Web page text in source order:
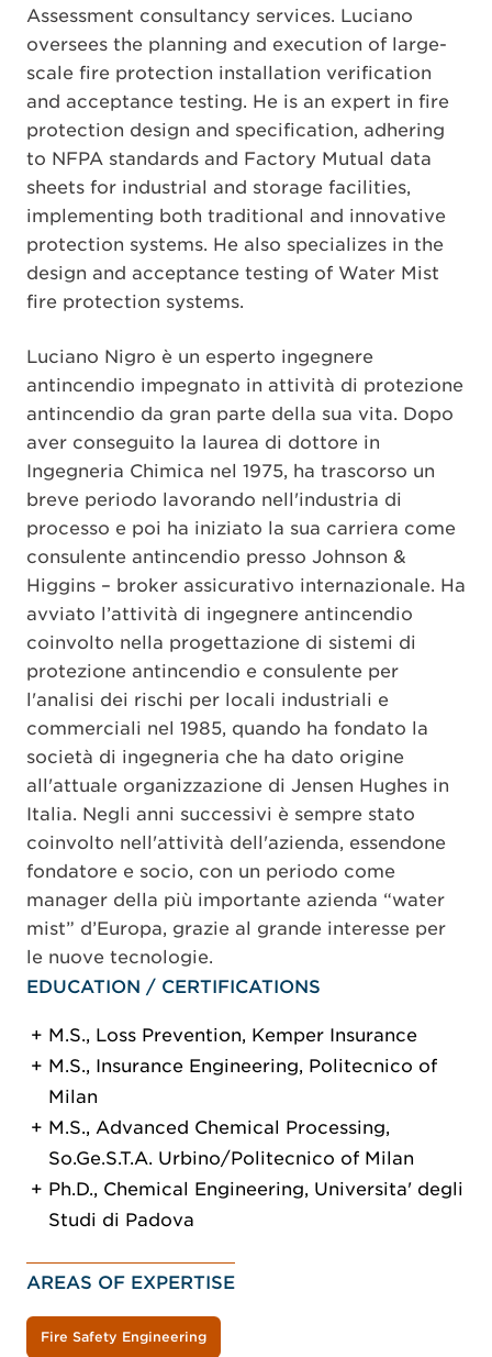
Assessment consultancy services. Luciano
oversees the planning and execution of large-
scale fire protection installation verification
and acceptance testing. He is an expert in fire
protection design and specification, adhering
to NFPA standards and Factory Mutual data
sheets for industrial and storage facilities,
implementing both traditional and innovative
protection systems. He also specializes in the
design and acceptance testing of Water Mist
fire protection systems.
Luciano Nigro è un esperto ingegnere
antincendio impegnato in attività di protezione
antincendio da gran parte della sua vita. Dopo
aver conseguito la laurea di dottore in
Ingegneria Chimica nel 1975, ha trascorso un
breve periodo lavorando nell'industria di
processo e poi ha iniziato la sua carriera come
consulente antincendio presso Johnson &
Higgins – broker assicurativo internazionale. Ha
avviato l’attività di ingegnere antincendio
coinvolto nella progettazione di sistemi di
protezione antincendio e consulente per
l'analisi dei rischi per locali industriali e
commerciali nel 1985, quando ha fondato la
società di ingegneria che ha dato origine
all'attuale organizzazione di Jensen Hughes in
Italia. Negli anni successivi è sempre stato
coinvolto nell'attività dell'azienda, essendone
fondatore e socio, con un periodo come
manager della più importante azienda “water
mist” d’Europa, grazie al grande interesse per
le nuove tecnologie.
EDUCATION / CERTIFICATIONS
M.S., Loss Prevention, Kemper Insurance
M.S., Insurance Engineering, Politecnico of
Milan
M.S., Advanced Chemical Processing,
So.Ge.S.T.A. Urbino/Politecnico of Milan
Ph.D., Chemical Engineering, Universita' degli
Studi di Padova
AREAS OF EXPERTISE
Fire Safety Engineering